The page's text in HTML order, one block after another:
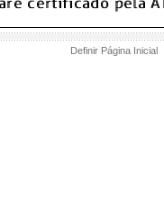
Definir Página Inicial